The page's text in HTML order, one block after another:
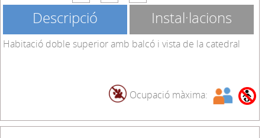
Descripció Instal·lacions
Habitació doble superior amb balcó i vista de la catedral
Ocupació màxima: